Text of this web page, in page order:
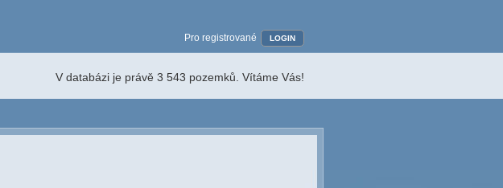
Pro registrované LOGIN
V databázi je právě 3 543 pozemků. Vítáme Vás!